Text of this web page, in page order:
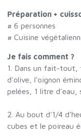
Préparation +
# 6 personnes
# Cuisine
Je fais comment ?
1. Dans un fait-tout,
d'olive, l'oignon
pelées, 1 litre d'eau,
2. Au bout d'1/4
cubes et le poireau